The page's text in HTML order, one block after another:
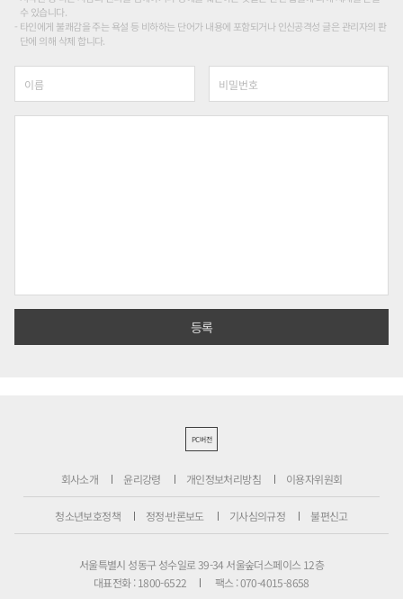
수 있습니다.
타인에게 불쾌감을 주는 욕설 등 비하하는 단어가 내용에 포함되거나 인신공격성 글은 관리자의 판
단에 의해 삭제 합니다.
PC버전
회사소개 윤리강령 개인정보처리방침 이용자위원회
청소년보호정책 정정·반론보도 기사심의규정 불편신고
서울특별시 성동구 성수일로 39-34 서울숲더스페이스 12층
대표전화 : 1800-6522
팩스 : 070-4015-8658